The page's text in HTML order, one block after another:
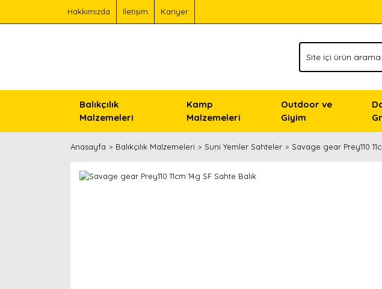
Hakkımızda İletişim Kariyer
Balıkçılık
Malzemeleri
Kamp
Malzemeleri
Outdoor ve
Giyim
Anasayfa Balıkçılık Malzemeleri Suni Yemler Sahteler Savage gear Prey110